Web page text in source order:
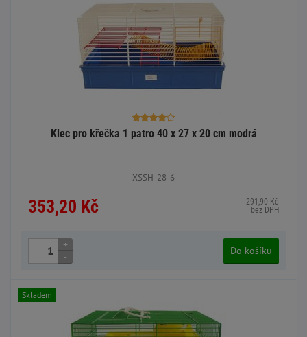
Klec pro křečka 1 patro 40 x 27 x 20 cm modrá
XSSH-28-6
353,20 Kč
291,90 Kč
bez DPH
+
-
Do košíku
Skladem